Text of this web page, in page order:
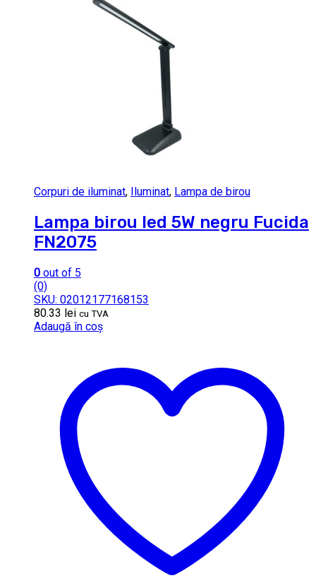
Corpuri de iluminat, Iluminat, Lampa de birou
Lampa birou led 5W negru Fucida
FN2075
0 out of 5
(0)
SKU: 02012177168153
80.33 lei cu TVA
Adaugă în coș